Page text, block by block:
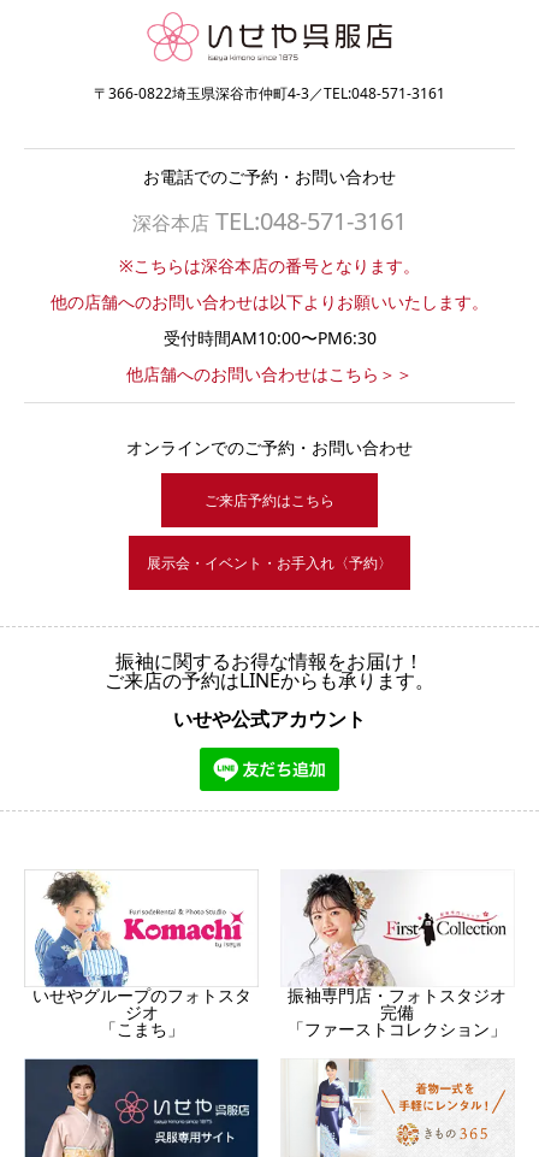
〒366-0822埼玉県深谷市仲町4-3／TEL:048-571-3161
お電話でのご予約・お問い合わせ
深谷本店 TEL:048-571-3161
※こちらは深谷本店の番号となります。
他の店舗へのお問い合わせは以下よりお願いいたします。
受付時間AM10:00〜PM6:30
他店舗へのお問い合わせはこちら＞＞
オンラインでのご予約・お問い合わせ
ご来店予約はこちら
展示会・イベント・お手入れ〈予約〉
振袖に関するお得な情報をお届け！
ご来店の予約はLINEからも承ります。
いせや公式アカウント
いせやグループのフォトスタ
ジオ
「こまち」
振袖専門店・フォトスタジオ
完備
「ファーストコレクション」